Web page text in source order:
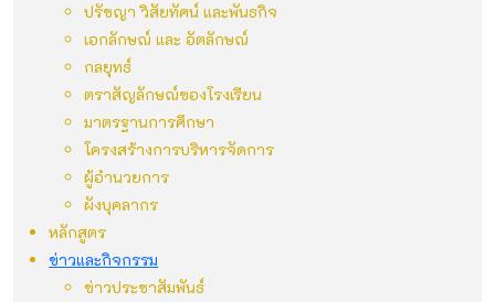
ปรัชญา วิสัยทัศน์ และพันธกิจ
เอกลักษณ์ และ อัตลักษณ์
กลยุทธ์
ตราสัญลักษณ์ของโรงเรียน
มาตรฐานการศึกษา
โครงสร้างการบริหารจัดการ
ผู้อำนวยการ
ผังบุคลากร
หลักสูตร
ข่าวและกิจกรรม
ข่าวประชาสัมพันธ์